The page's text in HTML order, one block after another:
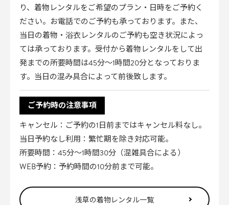
り、着物レンタルをご希望のプラン・日時をご予約く
ださい。お電話でのご予約も承っております。また、
当日の着物・浴衣レンタルのご予約も空き状況によっ
ては承っております。受付から着物レンタルをして出
発までの所要時間は45分〜1時間20分となっておりま
す。当日の混み具合によって前後致します。
ご予約時の注意事項
キャンセル：ご予約の1日前まではキャンセル料なし。
当日予約なし利用：繁忙期を除き対応可能。
所要時間：45分〜1時間30分（混雑具合による）
WEB予約：予約時間の10分前まで可能。
浅草の着物レンタル一覧